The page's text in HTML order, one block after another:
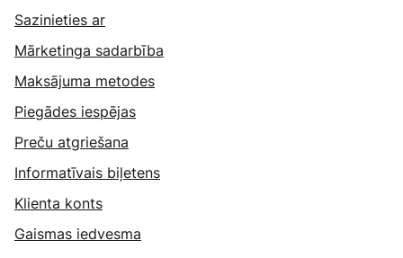
Sazinieties ar
Mārketinga sadarbība
Maksājuma metodes
Piegādes iespējas
Preču atgriešana
Informatīvais biļetens
Klienta konts
Gaismas iedvesma